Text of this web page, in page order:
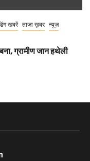
खबरें ताज़ा ख़बर न्यूज़
ग्रामीण जान हथेली